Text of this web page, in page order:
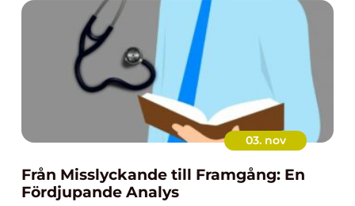
03. nov
Från Misslyckande till Framgång: En
Fördjupande Analys